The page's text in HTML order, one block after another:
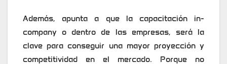
Además, apunta a que la capacitación in-
company o dentro de las empresas, será la
clave para conseguir una mayor proyección y
competitividad en el mercado. Porque no